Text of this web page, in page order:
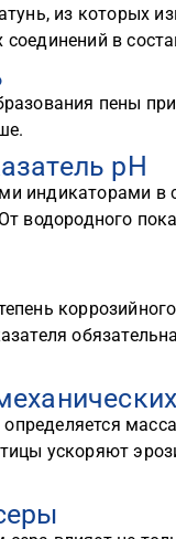
из которых
в
пены
рН
индикаторами
водородного
ускоряют